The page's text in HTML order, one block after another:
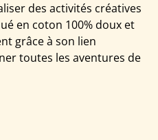
des activités créatives
en coton 100% doux et
grâce à son lien
toutes les aventures de